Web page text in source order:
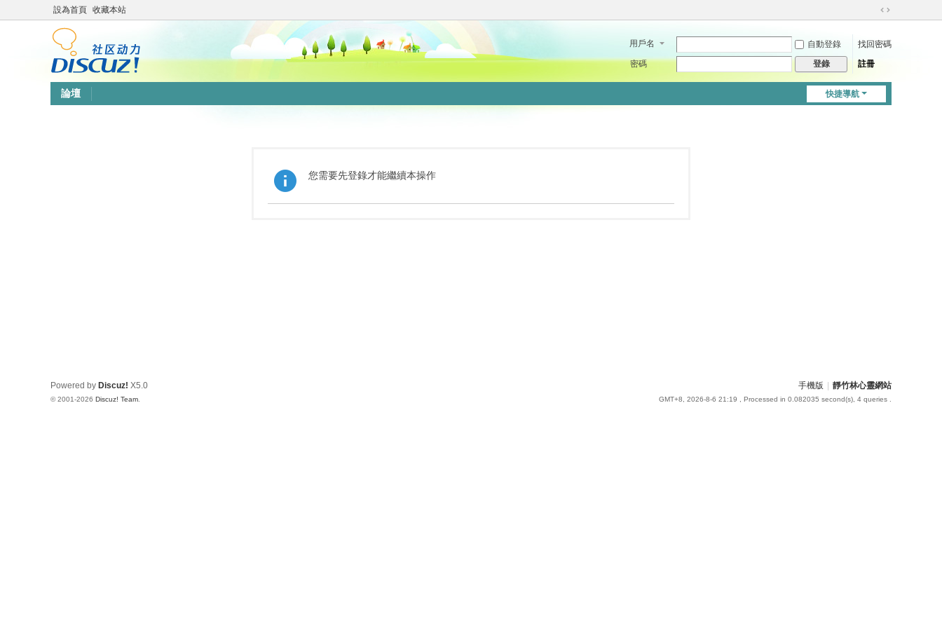
設為首頁 收藏本站
切
到
用戶名 自動登錄
找回密碼
密碼
登錄 註冊
快捷導航
論壇
您需要先登錄才能繼續本操作
手機版 靜竹林心靈網站
GMT+8, 2026-8-6 21:19 , Processed in 0.082035 second(s), 4 queries .
Powered by Discuz! X5.0
© 2001-2026 Discuz! Team